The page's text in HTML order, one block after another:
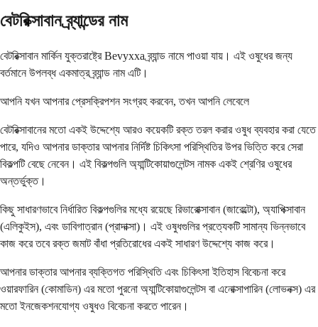
বেটরিক্সাবান ব্র্যান্ডের নাম
বেটরিক্সাবান মার্কিন যুক্তরাষ্ট্রে Bevyxxa ব্র্যান্ড নামে পাওয়া যায়। এই ওষুধের জন্য
বর্তমানে উপলব্ধ একমাত্র ব্র্যান্ড নাম এটি।
আপনি যখন আপনার প্রেসক্রিপশন সংগ্রহ করবেন, তখন আপনি লেবেলে
বেটরিক্সাবানের মতো একই উদ্দেশ্যে আরও কয়েকটি রক্ত ​​তরল করার ওষুধ ব্যবহার করা যেতে
পারে, যদিও আপনার ডাক্তার আপনার নির্দিষ্ট চিকিৎসা পরিস্থিতির উপর ভিত্তি করে সেরা
বিকল্পটি বেছে নেবেন। এই বিকল্পগুলি অ্যান্টিকোয়াগুলেন্টস নামক একই শ্রেণির ওষুধের
অন্তর্ভুক্ত।
কিছু সাধারণভাবে নির্ধারিত বিকল্পগুলির মধ্যে রয়েছে রিভারোক্সাবান (জারেল্টো), অ্যাপিক্সাবান
(এলিকুইস), এবং ডাবিগাত্রান (প্রাদাক্সা)। এই ওষুধগুলির প্রত্যেকটি সামান্য ভিন্নভাবে
কাজ করে তবে রক্ত ​​জমাট বাঁধা প্রতিরোধের একই সাধারণ উদ্দেশ্যে কাজ করে।
আপনার ডাক্তার আপনার ব্যক্তিগত পরিস্থিতি এবং চিকিৎসা ইতিহাস বিবেচনা করে
ওয়ারফারিন (কোমাডিন) এর মতো পুরনো অ্যান্টিকোয়াগুলেন্টস বা এনোক্সাপারিন (লোভনক্স) এর
মতো ইনজেকশনযোগ্য ওষুধও বিবেচনা করতে পারেন।